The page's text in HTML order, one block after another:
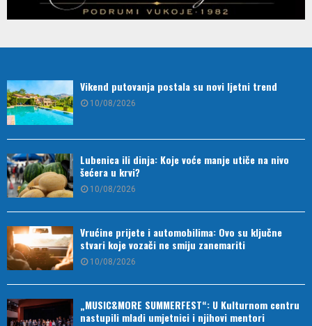
Vikend putovanja postala su novi ljetni trend
10/08/2026
Lubenica ili dinja: Koje voće manje utiče na nivo
šećera u krvi?
10/08/2026
Vrućine prijete i automobilima: Ovo su ključne
stvari koje vozači ne smiju zanemariti
10/08/2026
„MUSIC&MORE SUMMERFEST“: U Kulturnom centru
nastupili mladi umjetnici i njihovi mentori